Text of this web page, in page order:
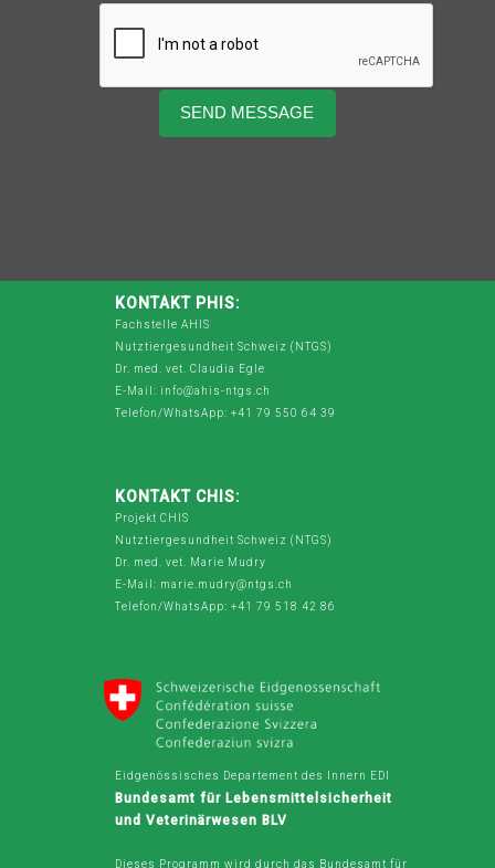
KONTAKT PHIS:
Fachstelle AHIS
Nutztiergesundheit Schweiz (NTGS)
Dr. med. vet. Claudia Egle
E-Mail: info@ahis-ntgs.ch
Telefon/WhatsApp: +41 79 550 64 39
KONTAKT CHIS:
Projekt CHIS
Nutztiergesundheit Schweiz (NTGS)
Dr. med. vet. Marie Mudry
E-Mail: marie.mudry@ntgs.ch
Telefon/WhatsApp: +41 79 518 42 86
Eidgenössisches Departement des Innern EDI
Bundesamt für Lebensmittelsicherheit
und Veterinärwesen BLV
Dieses Programm wird durch das Bundesamt für